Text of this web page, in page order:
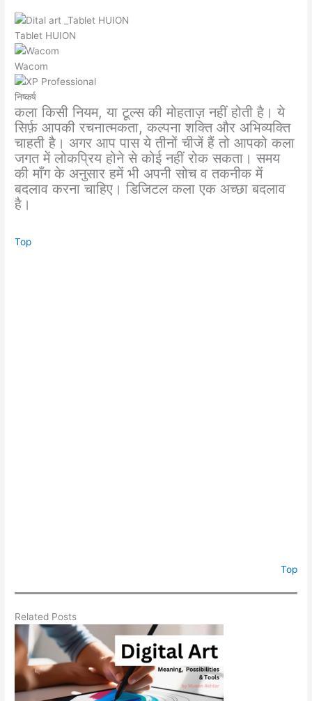
Tablet HUION
Wacom
निष्कर्ष
कला किसी नियम, या टूल्स की मोहताज़ नहीं होती है। ये
सिर्फ़ आपकी रचनात्मकता, कल्पना शक्ति और अभिव्यक्ति
चाहती है। अगर आप पास ये तीनों चीजें हैं तो आपको कला
जगत में लोकप्रिय होने से कोई नहीं रोक सकता। समय
की माँग के अनुसार हमें भी अपनी सोच व तकनीक में
बदलाव करना चाहिए। डिजिटल कला एक अच्छा बदलाव
है।
Top
Top
Related Posts